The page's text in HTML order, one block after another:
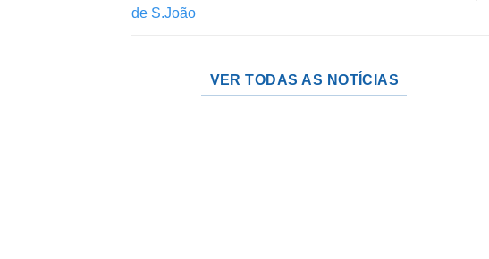
de S.João
VER TODAS AS NOTÍCIAS